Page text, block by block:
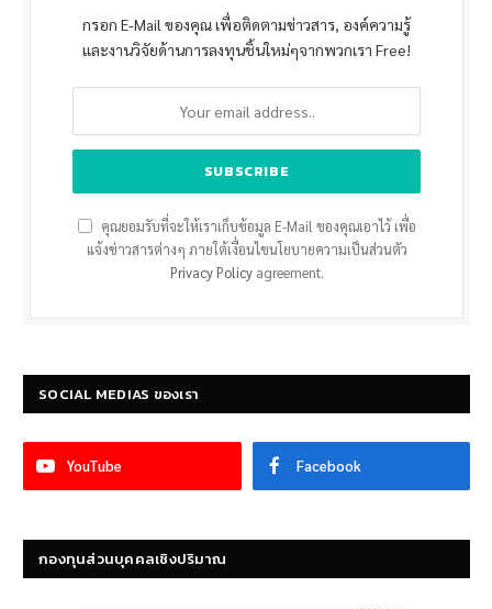
กรอก E-Mail ของคุณ เพื่อติดตามข่าวสาร, องค์ความรู้
และงานวิจัยด้านการลงทุนชิ้นใหม่ๆจากพวกเรา Free!
คุณยอมรับที่จะให้เราเก็บข้อมูล E-Mail ของคุณเอาไว้ เพื่อ
แจ้งข่าวสารต่างๆ ภายใต้เงื่อนไขนโยบายความเป็นส่วนตัว
Privacy Policyagreement.
SOCIAL MEDIAS ของเรา
YouTube Facebook
กองทุนส่วนบุคคลเชิงปริมาณ